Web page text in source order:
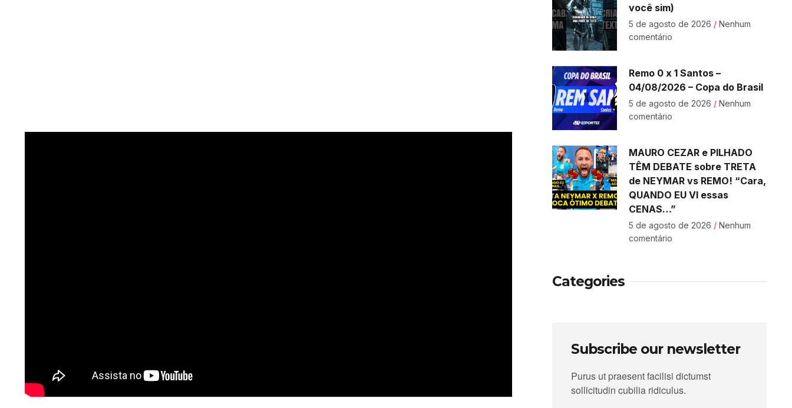
você sim)
5 de agosto de 2026 Nenhum
comentário
Remo 0 x 1 Santos –
04/08/2026 – Copa do Brasil
5 de agosto de 2026 Nenhum
comentário
MAURO CEZAR e PILHADO
TÊM DEBATE sobre TRETA
de NEYMAR vs REMO! “Cara,
QUANDO EU VI essas
CENAS…”
5 de agosto de 2026 Nenhum
comentário
Categories
Subscribe our newsletter
Purus ut praesent facilisi dictumst
sollicitudin cubilia ridiculus.